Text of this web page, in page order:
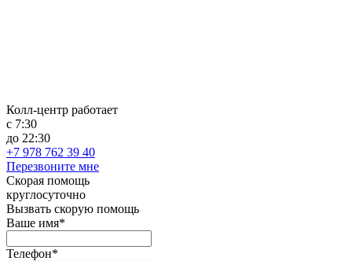
Колл-центр работает
с 7:30
до 22:30
+7 978 762 39 40
Перезвоните мне
Скорая помощь
круглосуточно
Вызвать скорую помощь
Ваше имя*
Телефон*